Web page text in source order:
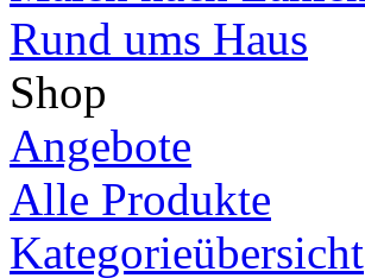
Rund ums Haus
Shop
Angebote
Alle Produkte
Kategorieübersicht